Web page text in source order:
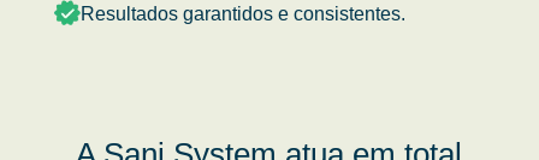
Resultados garantidos e consistentes.